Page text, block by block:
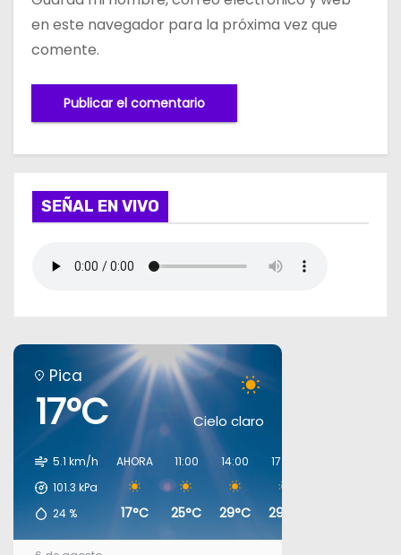
en este navegador para la próxima vez que
comente.
SEÑAL EN VIVO
Pica
17°C Cielo claro
5.1 km/h
101.3 kPa
24 %
AHORA
17°C
11:00
25°C
14:00
29°C
17:00
29°C